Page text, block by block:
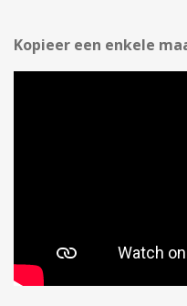
Kopieer een enkele